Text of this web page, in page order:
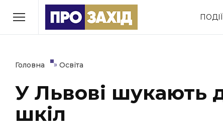
ПОДІЇ
РУБРИКИ
Економіка
Політика Соціум
Втрачений Ужгород
Головна » Освіта
У Львові шукають
шкіл